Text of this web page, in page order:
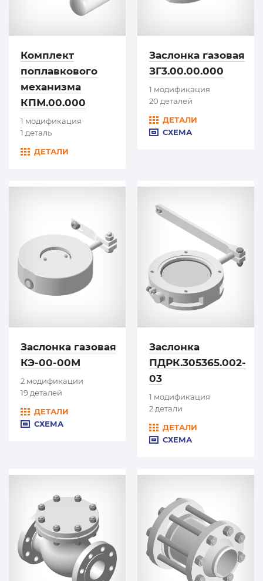
Комплект
поплавкового
механизма
КПМ.00.000
1 модификация
1 деталь
ДЕТАЛИ
Заслонка газовая
ЗГ3.00.00.000
1 модификация
20 деталей
ДЕТАЛИ
СХЕМА
Заслонка газовая
КЭ-00-00М
2 модификации
19 деталей
ДЕТАЛИ
СХЕМА
Заслонка
ПДРК.305365.002-
03
1 модификация
2 детали
ДЕТАЛИ
СХЕМА